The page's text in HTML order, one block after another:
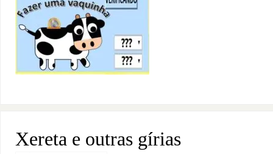
Xereta e outras gírias